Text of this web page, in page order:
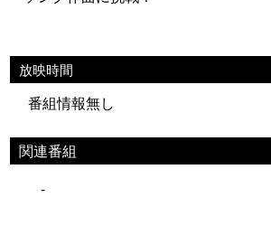
放映時間
番組情報無し
関連番組
-